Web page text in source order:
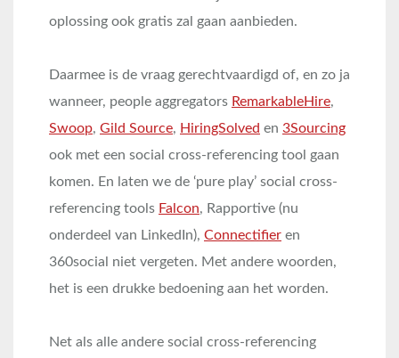
oplossing ook gratis zal gaan aanbieden.
Daarmee is de vraag gerechtvaardigd of, en zo ja
wanneer, people aggregators RemarkableHire,
Swoop, Gild Source, HiringSolved en 3Sourcing
ook met een social cross-referencing tool gaan
komen. En laten we de ‘pure play’ social cross-
referencing tools Falcon, Rapportive (nu
onderdeel van LinkedIn), Connectifier en
360social niet vergeten. Met andere woorden,
het is een drukke bedoening aan het worden.
Net als alle andere social cross-referencing